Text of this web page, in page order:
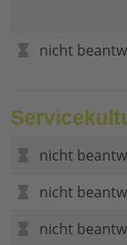
nicht
nicht
nicht
nicht